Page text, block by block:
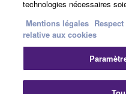
Grand Public
Nous contacter
Politique
technologies nécessaires
Mentions légales
relative aux cookies